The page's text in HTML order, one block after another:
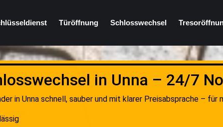
Türöffnung Schlosswechsel
in Unna – 24/7
in Unna schnell, sauber und mit klarer Preisabsprache –